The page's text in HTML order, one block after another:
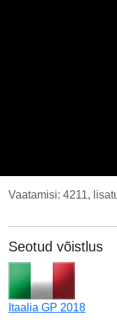
Vaatamisi: 4211,
Seotud võistlus
Itaalia GP 2018